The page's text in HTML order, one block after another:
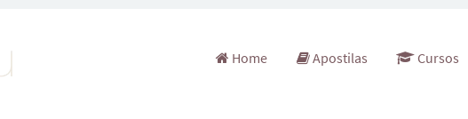
Pular para o conteúdo
Home Apostilas Cursos